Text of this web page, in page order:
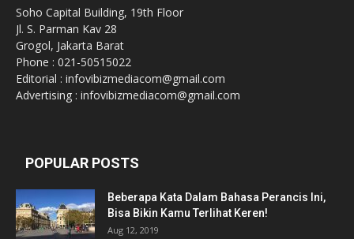
Soho Capital Building, 19th Floor
Jl. S. Parman Kav 28
Grogol, Jakarta Barat
Phone : 021-50515022
Editorial : infovibizmediacom@gmail.com
Advertising : infovibizmediacom@gmail.com
POPULAR POSTS
Beberapa Kata Dalam Bahasa Perancis Ini,
Bisa Bikin Kamu Terlihat Keren!
Aug 12, 2019